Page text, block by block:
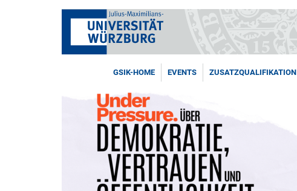
GSIK-HOME EVENTS ZUSATZQUALIFIKATION